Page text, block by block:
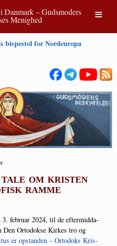
– Gudsmoders
Menighed
bispestol for Nordeuropa
om kristen
ramme
febru­ar 2024, til de efter­mid­da­
Den Orto­dok­se Kir­kes tro og
er opstan­den – Orto­doks Kris­